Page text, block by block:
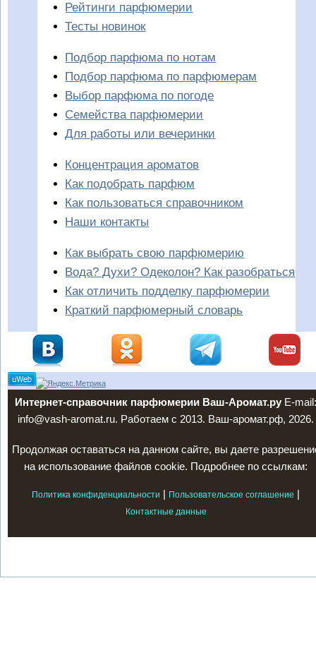
Рейтинги парфюмерии
Тесты новинок
Подбор парфюма по нотам
Подбор парфюма по парфюмерам
Выбор парфюма по погоде
Семейства парфюмерии
Для работы или вечеринки
Концентрация ароматов
Как подобрать парфюм
Как пользоваться справочником
Наши контакты
Как выбрать свою парфюмерию
Вода? Духи? Одеколон? Как разобраться
Как отличить подделку парфюмерии
Краткий парфюмерный словарь
Интернет-справочник парфюмерии Ваш-Аромат.ру E-
info@vash-aromat.ru. Работаем с 2013. Ваш-аромат.рф, 2026.
Продолжая оставаться на данном сайте, вы даете
на использование файлов cookie. Подробнее по ссылкам:
Политика конфиденциальности | Пользовательское соглашение |
Контактные данные